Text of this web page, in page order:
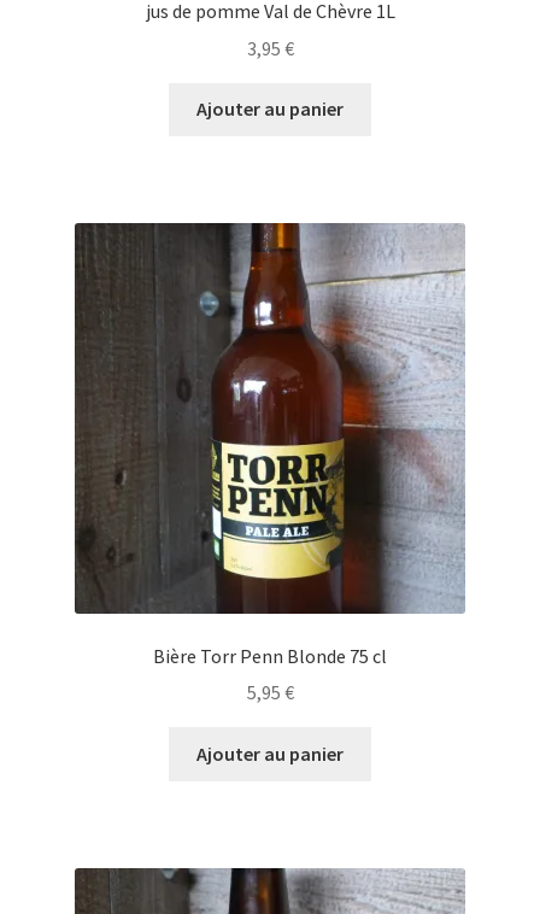
jus de pomme Val de Chèvre 1L
3,95 €
Ajouter au panier
Bière Torr Penn Blonde 75 cl
5,95 €
Ajouter au panier